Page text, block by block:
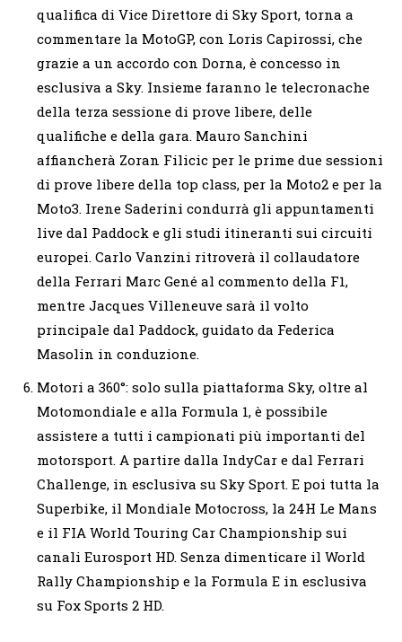
qualifica di Vice Direttore di Sky Sport, torna a
commentare la MotoGP, con Loris Capirossi, che
grazie a un accordo con Dorna, è concesso in
esclusiva a Sky. Insieme faranno le telecronache
della terza sessione di prove libere, delle
qualifiche e della gara. Mauro Sanchini
affiancherà Zoran Filicic per le prime due sessioni
di prove libere della top class, per la Moto2 e per la
Moto3. Irene Saderini condurrà gli appuntamenti
live dal Paddock e gli studi itineranti sui circuiti
europei. Carlo Vanzini ritroverà il collaudatore
della Ferrari Marc Gené al commento della F1,
mentre Jacques Villeneuve sarà il volto
principale dal Paddock, guidato da Federica
Masolin in conduzione.
Motori a 360°: solo sulla piattaforma Sky, oltre al
Motomondiale e alla Formula 1, è possibile
assistere a tutti i campionati più importanti del
motorsport. A partire dalla IndyCar e dal Ferrari
Challenge, in esclusiva su Sky Sport. E poi tutta la
Superbike, il Mondiale Motocross, la 24H Le Mans
e il FIA World Touring Car Championship sui
canali Eurosport HD. Senza dimenticare il World
Rally Championship e la Formula E in esclusiva
su Fox Sports 2 HD.